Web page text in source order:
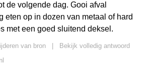
de volgende dag. Gooi afval
eten op in dozen van metaal of hard
met een goed sluitend deksel.
van bron
Bekijk volledig antwoord